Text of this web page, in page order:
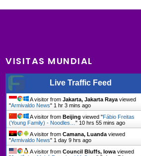
VISITAS MUNDIAL
Live Traffic Feed
A visitor fromJakarta, Jakarta Raya viewed
"Armivaldo News" 1 hr 3 mins ago
A visitor fromBeijing viewed "Fábio Freitas
(Young Family) - Noodles…" 10 hrs 55 mins ago
A visitor fromCamana, Luanda viewed
"Armivaldo News" 1 day 9 hrs ago
A visitor fromCouncil Bluffs, Iowa viewed